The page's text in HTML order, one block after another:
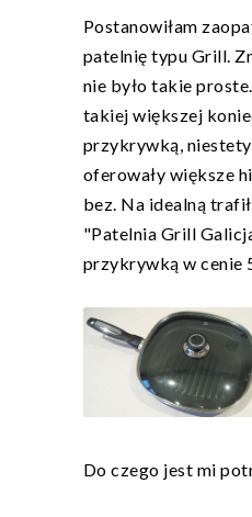
Postanowiłam
patelnię typu Grill.
nie było takie
takiej większej
przykrywką,
oferowały większe
bez. Na idealną
"Patelnia Grill
przykrywką w cenie
Do czego jest mi